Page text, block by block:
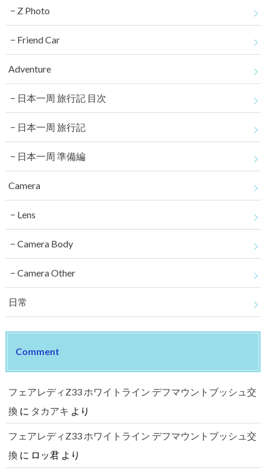
Z Photo
Friend Car
Adventure
日本一周 旅行記 目次
日本一周 旅行記
日本一周 準備編
Camera
Lens
Camera Body
Camera Other
日常
Comment
フェアレディZ33 ホワイトライン デフマウントブッシュ交
換 に タカアキ より
フェアレディZ33 ホワイトライン デフマウントブッシュ交
換 に ロッ君より